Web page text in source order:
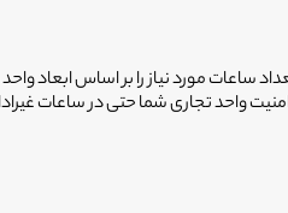
مورد نیاز را بر اساس ابعاد
واحد تجاری شما حتی در ساعات